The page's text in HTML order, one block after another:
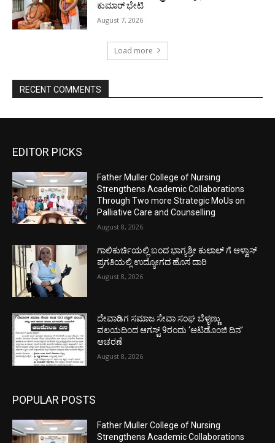
ಕುಮಾರ್ ಭೇಟಿ
August 7, 2026
Load more
RECENT COMMENTS
EDITOR PICKS
Father Muller College of Nursing
Strengthens Academic Collaborations
Through Two more Strategic MoUs on
Palliative Care and Counselling
August 8, 2026
ಗಾಲಿಕುರ್ಚಿಯಲ್ಲಿ ಬಂದ ಭಾಗ್ಯಶ್ರೀ ಕುಲಾಲ್ ಗೆ ಆಳ್ವಾಸ್
ಪ್ರಗತಿಯಲ್ಲಿ ಉದ್ಯೋಗದ ಹೊಸ ದಾರಿ
August 8, 2026
ದೇವಾಡಿಗ ಸಮಾಜ ಸೇವಾ ಸಂಘ ಬೆಳ್ಳಣ್ಣು
ವಲಯದಿಂದ ಆಗಸ್ಟ್ 9ರಂದು ‘ಆಟಿಡೊಂಜಿ ದಿನ’
ಆಚರಣೆ
August 8, 2026
POPULAR POSTS
Father Muller College of Nursing
Strengthens Academic Collaborations